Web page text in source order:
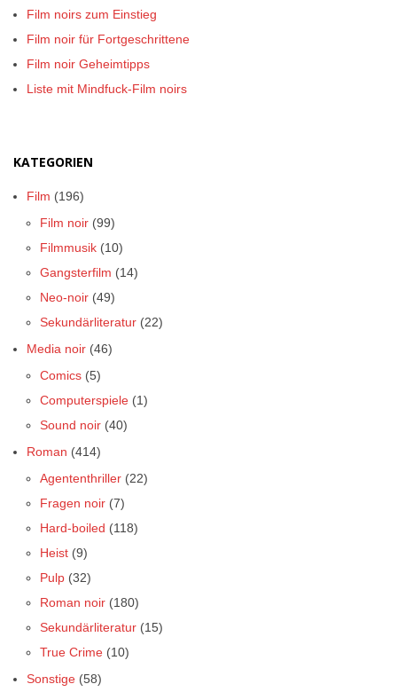
Film noirs zum Einstieg
Film noir für Fortgeschrittene
Film noir Geheimtipps
Liste mit Mindfuck-Film noirs
KATEGORIEN
Film (196)
Film noir (99)
Filmmusik (10)
Gangsterfilm (14)
Neo-noir (49)
Sekundärliteratur (22)
Media noir (46)
Comics (5)
Computerspiele (1)
Sound noir (40)
Roman (414)
Agententhriller (22)
Fragen noir (7)
Hard-boiled (118)
Heist (9)
Pulp (32)
Roman noir (180)
Sekundärliteratur (15)
True Crime (10)
Sonstige (58)